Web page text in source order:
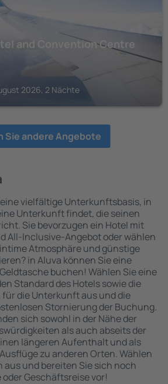
and Convention Centre
2026, 2 Nächte
Sie andere Angebote
vielfältige Unterkunftsbasis, in
Unterkunft findet, die seinen
Sie bevorzugen ein Hotel mit
All-Inclusive-Angebot oder wählen
Atmosphäre und günstige
in Aluva können Sie eine
buchen! Wählen Sie eine
Standard des Hotels sowie die
die Unterkunft aus und die
Stornierung der Buchung.
sich sowohl in der Nähe der
als auch abseits der
längeren Aufenthalt und als
zu anderen Orten. Wählen
aus und bereiten Sie sich noch
Geschäftsreise vor!